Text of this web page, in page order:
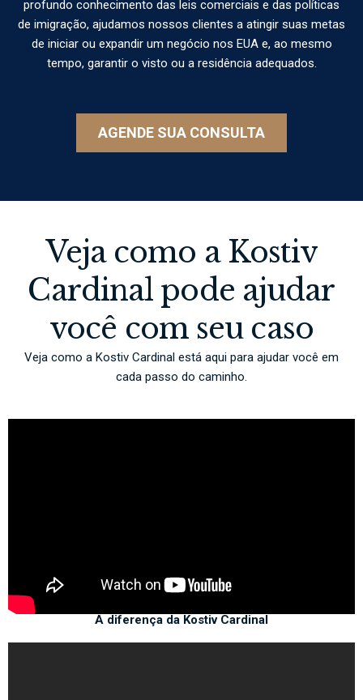
profundo conhecimento das leis comerciais e das políticas
de imigração, ajudamos nossos clientes a atingir suas metas
de iniciar ou expandir um negócio nos EUA e, ao mesmo
tempo, garantir o visto ou a residência adequados.
AGENDE SUA CONSULTA
Veja como a Kostiv
Cardinal pode ajudar
você com seu caso
Veja como a Kostiv Cardinal está aqui para ajudar você em
cada passo do caminho.
A diferença da Kostiv Cardinal